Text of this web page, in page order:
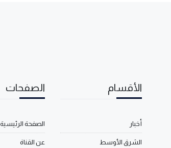
الأقسام
أخبار
الشرق الأوسط
الصفحات
الصفحة الرئيسية
عن القناة